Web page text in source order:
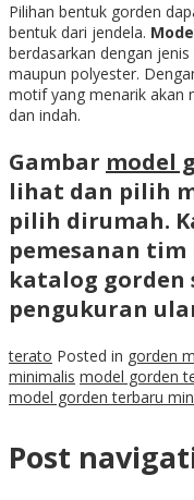
Pilihan bentuk gorden
bentuk dari jendela.
berdasarkan dengan
maupun polyester.
motif yang menarik akan
dan indah.
Gambar model
lihat dan pilih
pilih dirumah.
pemesanan
katalog gorden
pengukuran
terato Posted in gorden
minimalis model gorden
model gorden terbaru
Post